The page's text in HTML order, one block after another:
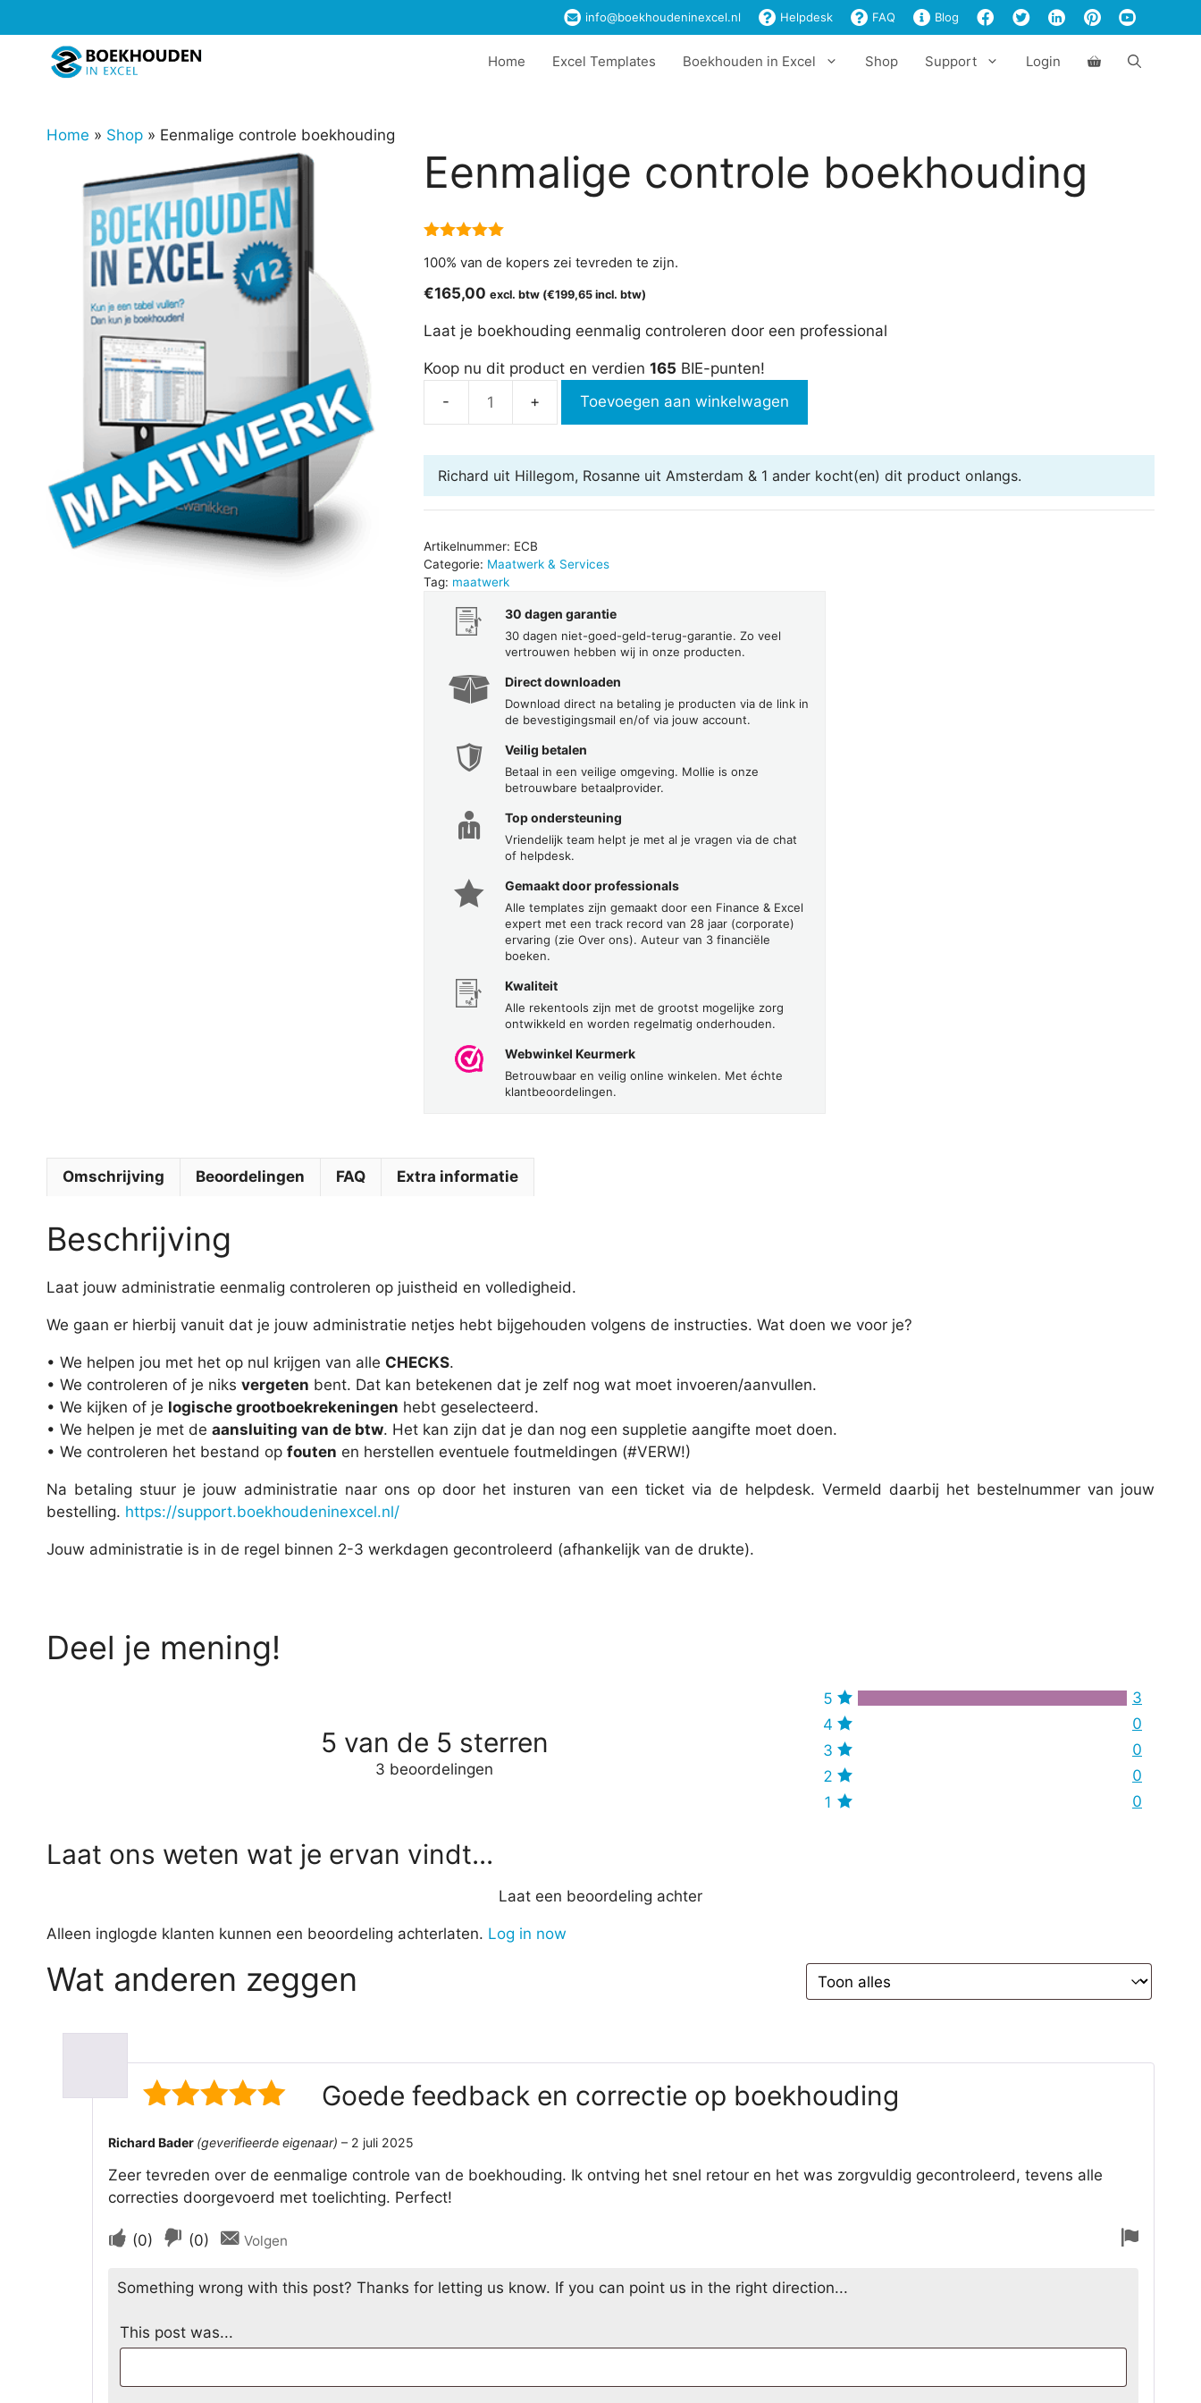
naar
info@boekhoudeninexcel.nl Helpdesk FAQ Blog
Home Excel Templates Boekhouden in Excel Shop Support Login
Home » Shop » Eenmalige controle boekhouding
Eenmalige controle boekhouding
100% van de kopers zei tevreden te zijn.
€165,00 excl. btw (€199,65incl. btw)
Laat je boekhouding eenmalig controleren door een professional
Koop nu dit product en verdien 165 BIE-punten!
Eenmalige
boekhouding
aantal
Toevoegen aan winkelwagen
Richard uit Hillegom, Rosanne uit Amsterdam & 1 anderkocht(en) dit product onlangs.
Artikelnummer: ECB
Categorie: Maatwerk & Services
Tag: maatwerk
30 dagen garantie
30 dagen niet-goed-geld-terug-garantie. Zo veel
vertrouwen hebben wij in onze producten.
Direct downloaden
Download direct na betaling je producten via de link in
de bevestigingsmail en/of via jouw account.
Veilig betalen
Betaal in een veilige omgeving. Mollie is onze
betrouwbare betaalprovider.
Top ondersteuning
Vriendelijk team helpt je met al je vragen via de chat
of helpdesk.
Gemaakt door professionals
Alle templates zijn gemaakt door een Finance & Excel
expert met een track record van 28 jaar (corporate)
ervaring (zie Over ons). Auteur van 3 financiële
boeken.
Kwaliteit
Alle rekentools zijn met de grootst mogelijke zorg
ontwikkeld en worden regelmatig onderhouden.
Webwinkel Keurmerk
Betrouwbaar en veilig online winkelen. Met échte
klantbeoordelingen.
Omschrijving Beoordelingen FAQ Extra informatie
Beschrijving
Laat jouw administratie eenmalig controleren op juistheid en volledigheid.
We gaan er hierbij vanuit dat je jouw administratie netjes hebt bijgehouden volgens de instructies. Wat doen we voor je?
• We helpen jou met het op nul krijgen van alle CHECKS.
• We controleren of je niks vergeten bent. Dat kan betekenen dat je zelf nog wat moet invoeren/aanvullen.
• We kijken of je logische grootboekrekeningen hebt geselecteerd.
• We helpen je met de aansluiting van de btw. Het kan zijn dat je dan nog een suppletie aangifte moet doen.
• We controleren het bestand op fouten en herstellen eventuele foutmeldingen (#VERW!)
Na betaling stuur je jouw administratie naar ons op door het insturen van een ticket via de helpdesk. Vermeld daarbij het bestelnummer van jouw
bestelling. https://support.boekhoudeninexcel.nl/
Jouw administratie is in de regel binnen 2-3 werkdagen gecontroleerd (afhankelijk van de drukte).
Deel je mening!
5 van de 5 sterren
3 beoordelingen
5
3
4
0
3
0
2
0
1
0
Laat ons weten wat je ervan vindt...
Laat een beoordeling achter
Alleen inglogde klanten kunnen een beoordeling achterlaten. Log in now
Wat anderen zeggen
5van 5
Goede feedback en correctie op boekhouding
Richard Bader (geverifieerde eigenaar) – 2 juli 2025
Zeer tevreden over de eenmalige controle van de boekhouding. Ik ontving het snel retour en het was zorgvuldig gecontroleerd, tevens alle
correcties doorgevoerd met toelichting. Perfect!
Stem
dit
was
(0)
Stem
dit
nuttig
(0) Volgen
Something wrong with this post? Thanks for letting us know. If you can point us in the right direction...
This post was...
boekhouding
aantal